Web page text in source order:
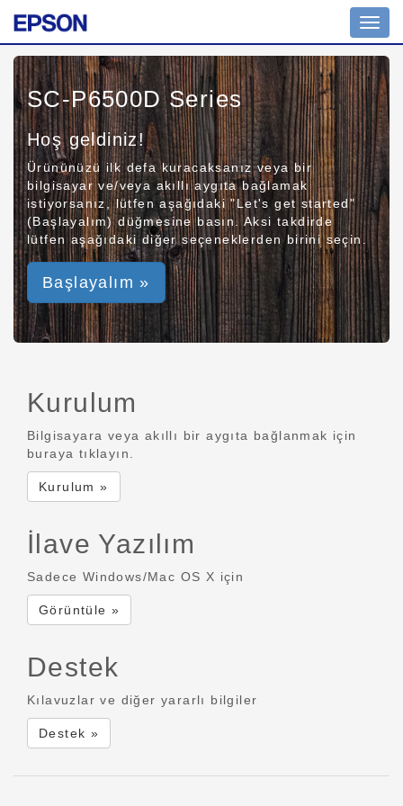
SC-P6500D Series
Hoş geldiniz!
Ürününüzü ilk defa kuracaksanız veya bir
bilgisayar ve/veya akıllı aygıta bağlamak
istiyorsanız, lütfen aşağıdaki "Let's get started"
(Başlayalım) düğmesine basın. Aksi takdirde
lütfen aşağıdaki diğer seçeneklerden birini seçin.
Başlayalım »
Kurulum
Bilgisayara veya akıllı bir aygıta bağlanmak için
buraya tıklayın.
Kurulum »
İlave Yazılım
Sadece Windows/Mac OS X için
Görüntüle »
Destek
Kılavuzlar ve diğer yararlı bilgiler
Destek »